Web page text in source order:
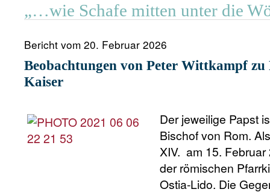
„…wie Schafe mitten unter die
Bericht vom 20. Februar 2026
Beobachtungen von Peter Wittkampf zu
Kaiser
Der jeweilige Papst
Bischof von Rom.
XIV. am 15.
der römischen
Ostia-Lido. Die